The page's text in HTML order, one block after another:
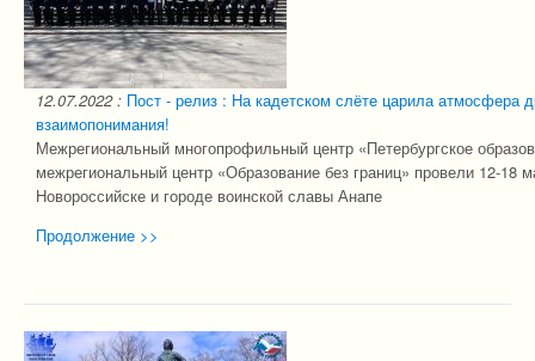
12.07.2022: Пост - релиз : На кадетском слёте царила атмосфера
взаимопонимания!
Межрегиональный многопрофильный центр «Петербургское
межрегиональный центр «Образование без границ» провели 12-18
Новороссийске и городе воинской славы Анапе
Продолжение >>